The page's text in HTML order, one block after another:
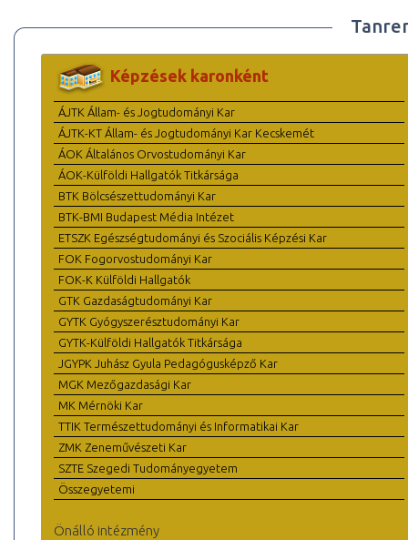
Képzések karonként
ÁJTK Állam- és Jogtudományi Kar
ÁJTK-KT Állam- és Jogtudományi Kar Kecskemét
ÁOK Általános Orvostudományi Kar
ÁOK-Külföldi Hallgatók Titkársága
BTK Bölcsészettudományi Kar
BTK-BMI Budapest Média Intézet
ETSZK Egészségtudományi és Szociális Képzési Kar
FOK Fogorvostudományi Kar
FOK-K Külföldi Hallgatók
GTK Gazdaságtudományi Kar
GYTK Gyógyszerésztudományi Kar
GYTK-Külföldi Hallgatók Titkársága
JGYPK Juhász Gyula Pedagógusképző Kar
MGK Mezőgazdasági Kar
MK Mérnöki Kar
TTIK Természettudományi és Informatikai Kar
ZMK Zeneművészeti Kar
SZTE Szegedi Tudományegyetem
Összegyetemi
Önálló intézmény